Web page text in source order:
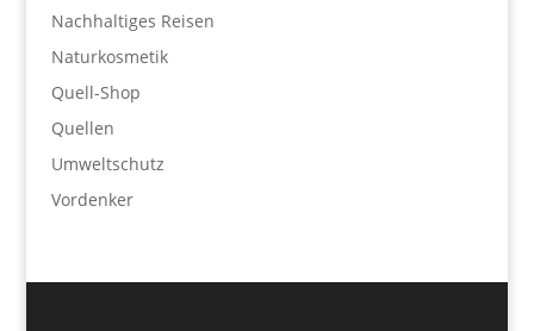
Nachhaltiges Reisen
Naturkosmetik
Quell-Shop
Quellen
Umweltschutz
Vordenker